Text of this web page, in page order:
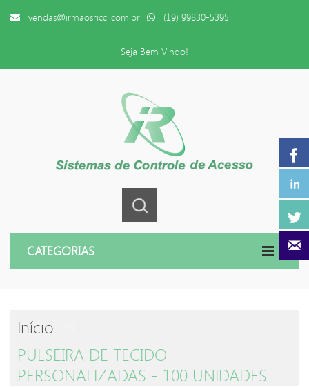
vendas@irmaosricci.com.br (19) 99830-5395
Seja Bem Vindo!
CATEGORIAS
Início
PULSEIRA DE TECIDO
PERSONALIZADAS - 100 UNIDADES